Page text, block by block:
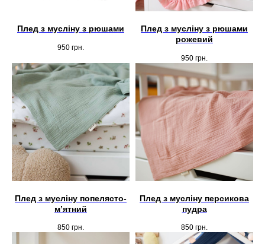
Плед з мусліну з рюшами
950 грн.
Плед з мусліну з рюшами
рожевий
950 грн.
Плед з мусліну попелясто-
мʼятний
850 грн.
Плед з мусліну персикова
пудра
850 грн.